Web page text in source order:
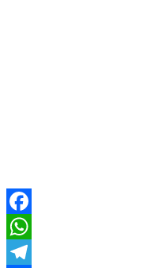
Facebook
WhatsApp